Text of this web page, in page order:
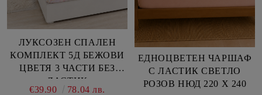
ЛУКСОЗЕН СПАЛЕН
КОМПЛЕКТ 5Д БЕЖОВИ
ЦВЕТЯ 3 ЧАСТИ БЕЗ
ЛАСТИК
€39.90
78.04 лв.
ЕДНОЦВЕТЕН ЧАРШАФ
С ЛАСТИК СВЕТЛО
РОЗОВ НЮД 220 Х 240